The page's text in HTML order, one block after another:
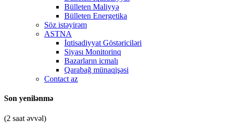
Bülleten Maliyyə
Bülleten Energetika
Söz istəyirəm
ASTNA
İqtisadiyyat Göstəriciləri
Siyası Monitorinq
Bazarların icmalı
Qarabağ münaqişəsi
Contact az
Son yenilənmə
(2 saat əvvəl)